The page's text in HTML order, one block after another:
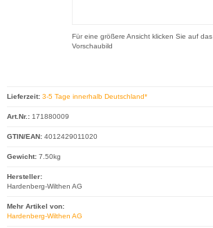
Für eine größere Ansicht klicken Sie auf das
Vorschaubild
Lieferzeit: 3-5 Tage innerhalb Deutschland*
Art.Nr.: 171880009
GTIN/EAN: 4012429011020
Gewicht: 7.50kg
Hersteller:
Hardenberg-Wilthen AG
Mehr Artikel von:
Hardenberg-Wilthen AG